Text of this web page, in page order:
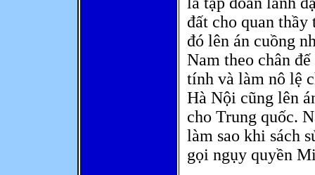
đất cho quan
đó lên án cuồng
Nam theo chân
tính và làm nô lệ
Hà Nội cũng lên
cho Trung quốc.
làm sao khi sách
gọi ngụy quyền